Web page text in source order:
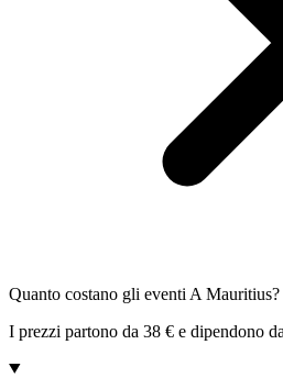
Quanto costano gli eventi A Mauritius?
I prezzi partono da 38 € e dipendono